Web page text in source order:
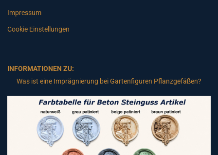
Impressum
Cookie Einstellungen
INFORMATIONEN ZU:
Was ist eine Imprägnierung bei Gartenfiguren Pflanzgefäßen?